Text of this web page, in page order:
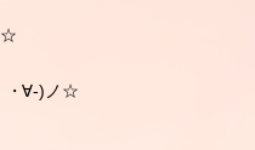
たもんな!!